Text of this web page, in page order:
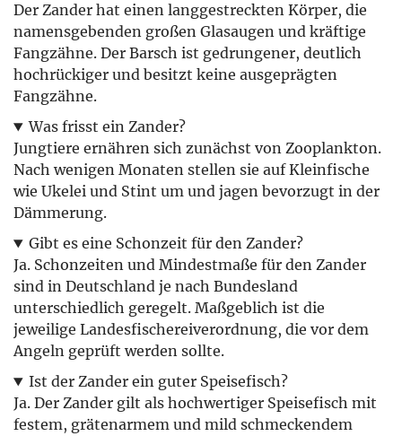
Der Zander hat einen langgestreckten Körper, die
namensgebenden großen Glasaugen und kräftige
Fangzähne. Der Barsch ist gedrungener, deutlich
hochrückiger und besitzt keine ausgeprägten
Fangzähne.
Was frisst ein Zander?
Jungtiere ernähren sich zunächst von Zooplankton.
Nach wenigen Monaten stellen sie auf Kleinfische
wie Ukelei und Stint um und jagen bevorzugt in der
Dämmerung.
Gibt es eine Schonzeit für den Zander?
Ja. Schonzeiten und Mindestmaße für den Zander
sind in Deutschland je nach Bundesland
unterschiedlich geregelt. Maßgeblich ist die
jeweilige Landesfischereiverordnung, die vor dem
Angeln geprüft werden sollte.
Ist der Zander ein guter Speisefisch?
Ja. Der Zander gilt als hochwertiger Speisefisch mit
festem, grätenarmem und mild schmeckendem